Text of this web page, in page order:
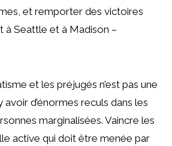
et remporter des victoires
à Seattle et à Madison –
et les préjugés n’est pas une
d’énormes reculs dans les
marginalisées. Vaincre les
active qui doit être menée par